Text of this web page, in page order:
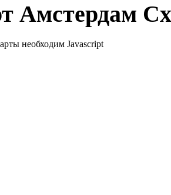
Амстердам
необходим Javascript